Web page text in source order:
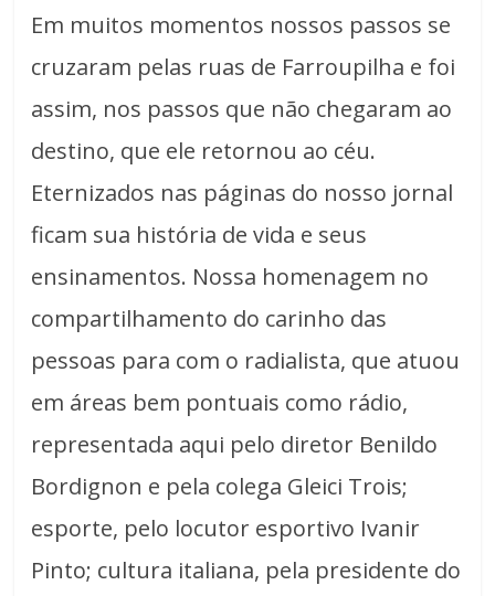
Em muitos momentos nossos passos se
cruzaram pelas ruas de Farroupilha e foi
assim, nos passos que não chegaram ao
destino, que ele retornou ao céu.
Eternizados nas páginas do nosso jornal
ficam sua história de vida e seus
ensinamentos. Nossa homenagem no
compartilhamento do carinho das
pessoas para com o radialista, que atuou
em áreas bem pontuais como rádio,
representada aqui pelo diretor Benildo
Bordignon e pela colega Gleici Trois;
esporte, pelo locutor esportivo Ivanir
Pinto; cultura italiana, pela presidente do